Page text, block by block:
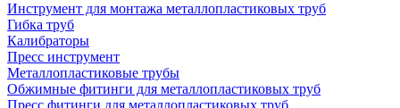
Инструмент для монтажа металлопластиковых труб
Гибка труб
Калибраторы
Пресс инструмент
Металлопластиковые трубы
Обжимные фитинги для металлопластиковых труб
Пресс фитинги для металлопластиковых труб